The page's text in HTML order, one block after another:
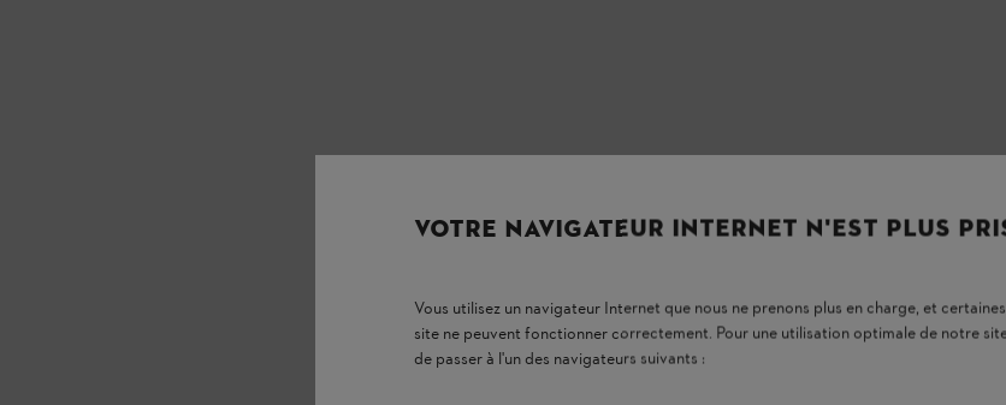
VOTRE NAVIGATEUR INTERNET N'EST PLUS
Vous utilisez un navigateur Internet que nous ne prenons plus en charge, et
site ne peuvent fonctionner correctement. Pour une utilisation optimale de notre
de passer à l'un des navigateurs suivants :